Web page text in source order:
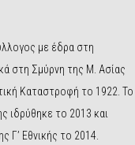
με έδρα στη
στη Σμύρνη της Μ. Ασίας
Καταστροφή το 1922. Το
ιδρύθηκε το 2013 και
Γ’ Εθνικής το 2014.